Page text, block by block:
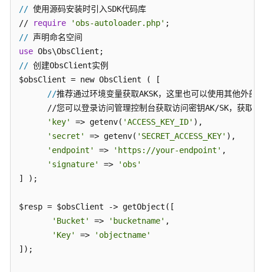
快
速
入
门
用
置
南
具
// 使用源码安装时引入SDK代码库
//
require 'obs-autoloader.php'
//
use
// 创建ObsClient实例
$obsClient = new ObsClient ( [
//推荐通过环境变量获取AKSK，这里也可以使用其他外
//您可以登录访问管理控制台获取访问密钥AK/SK，获取
'key'
=> getenv( 'ACCESS_KEY_ID' ),
'secret'
=> getenv( 'SECRET_ACCESS_KEY' ),
'endpoint'
=> 'https://your-endpoint' ,
'signature'
=>
'obs'
] );
$resp = $obsClient -> getObject([
'Bucket'
=> 'bucketname' ,
'Key'
=>
'objectname'
]);